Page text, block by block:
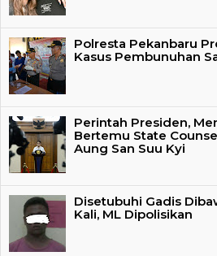
Polresta Pekanbaru
Kasus Pembunuhan
Perintah Presiden,
Bertemu State
Aung San Suu Kyi
Disetubuhi Gadis
Kali, ML Dipolisikan